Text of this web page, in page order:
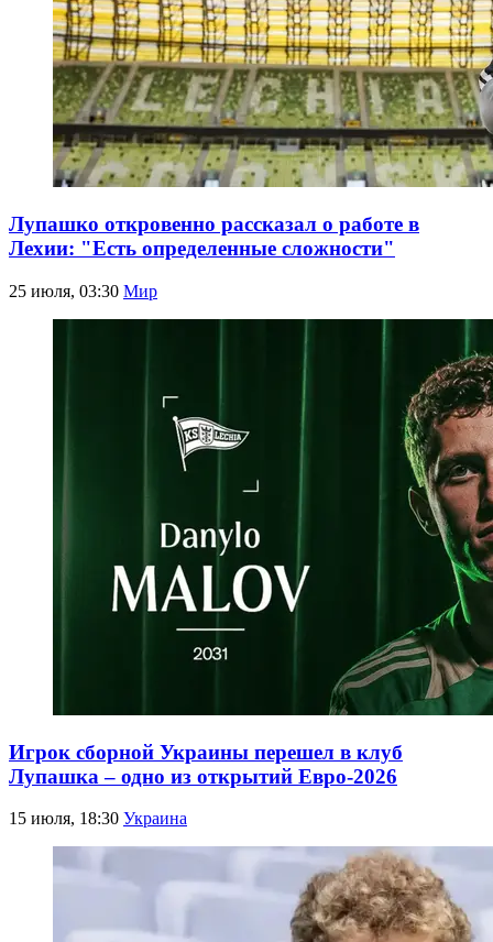
Лупашко откровенно рассказал о работе в
Лехии: "Есть определенные сложности"
25 июля, 03:30 Мир
Игрок сборной Украины перешел в клуб
Лупашка – одно из открытий Евро-2026
15 июля, 18:30 Украина